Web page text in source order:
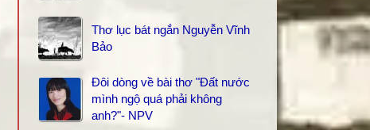
Thơ lục bát ngắn Nguyễn Vĩnh
Bảo
Đôi dòng về bài thơ "Đất nước
mình ngộ quá phải không
anh?"- NPV